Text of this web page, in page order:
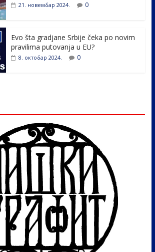
21. новембар 2024. 0
Evo šta gradjane Srbije čeka po novim
pravilima putovanja u EU?
8. октобар 2024. 0